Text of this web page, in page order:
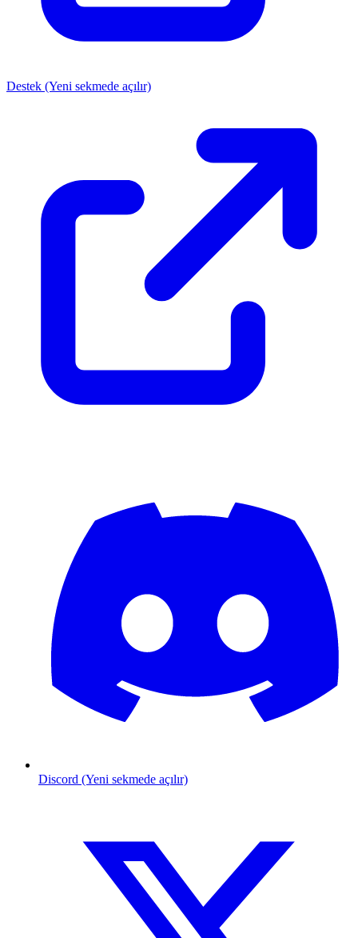
Destek (Yeni sekmede açılır)
Discord (Yeni sekmede açılır)